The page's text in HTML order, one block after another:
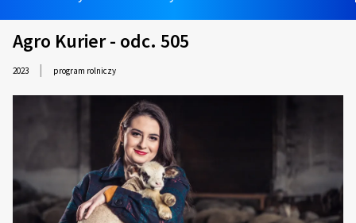
Agro Kurier - odc. 505
2023 | program rolniczy